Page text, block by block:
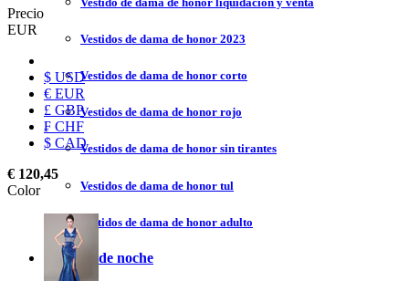
Vestidos de dama de honor 2023
Vestidos de dama de honor corto
Vestidos de dama de honor rojo
Vestidos de dama de honor sin tirantes
Vestidos de dama de honor tul
Vestidos de dama de honor adulto
Vestidos de noche
Precio
EUR
$ USD
€ EUR
£ GBP
₣ CHF
$ CAD
€ 120,45
Color